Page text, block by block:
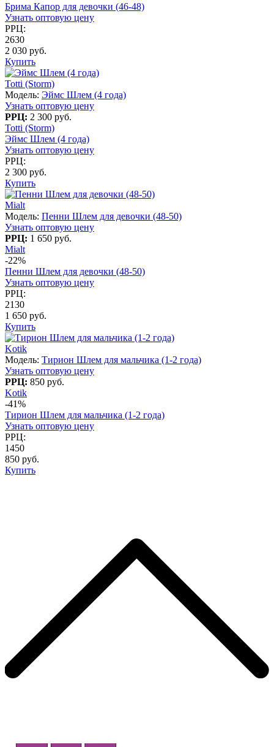
Брима Капор для девочки (46-48)
Узнать оптовую цену
РРЦ:
2630
2 030 руб.
Купить
Totti (Storm)
Модель: Эймс Шлем (4 года)
Узнать оптовую цену
РРЦ: 2 300 руб.
Totti (Storm)
Эймс Шлем (4 года)
Узнать оптовую цену
РРЦ:
2 300 руб.
Купить
Mialt
Модель: Пенни Шлем для девочки (48-50)
Узнать оптовую цену
РРЦ: 1 650 руб.
Mialt
-22%
Пенни Шлем для девочки (48-50)
Узнать оптовую цену
РРЦ:
2130
1 650 руб.
Купить
Kotik
Модель: Тирион Шлем для мальчика (1-2 года)
Узнать оптовую цену
РРЦ: 850 руб.
Kotik
-41%
Тирион Шлем для мальчика (1-2 года)
Узнать оптовую цену
РРЦ:
1450
850 руб.
Купить